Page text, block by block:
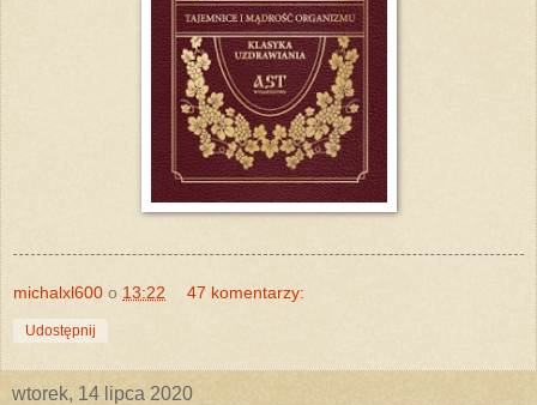
michalxl600 o 13:22 47 komentarzy:
Udostępnij
wtorek, 14 lipca 2020